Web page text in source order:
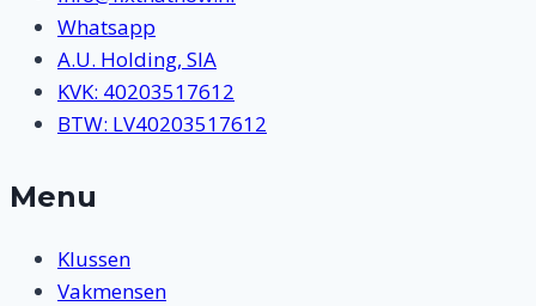
Whatsapp
A.U. Holding, SIA
KVK: 40203517612
BTW: LV40203517612
Menu
Klussen
Vakmensen